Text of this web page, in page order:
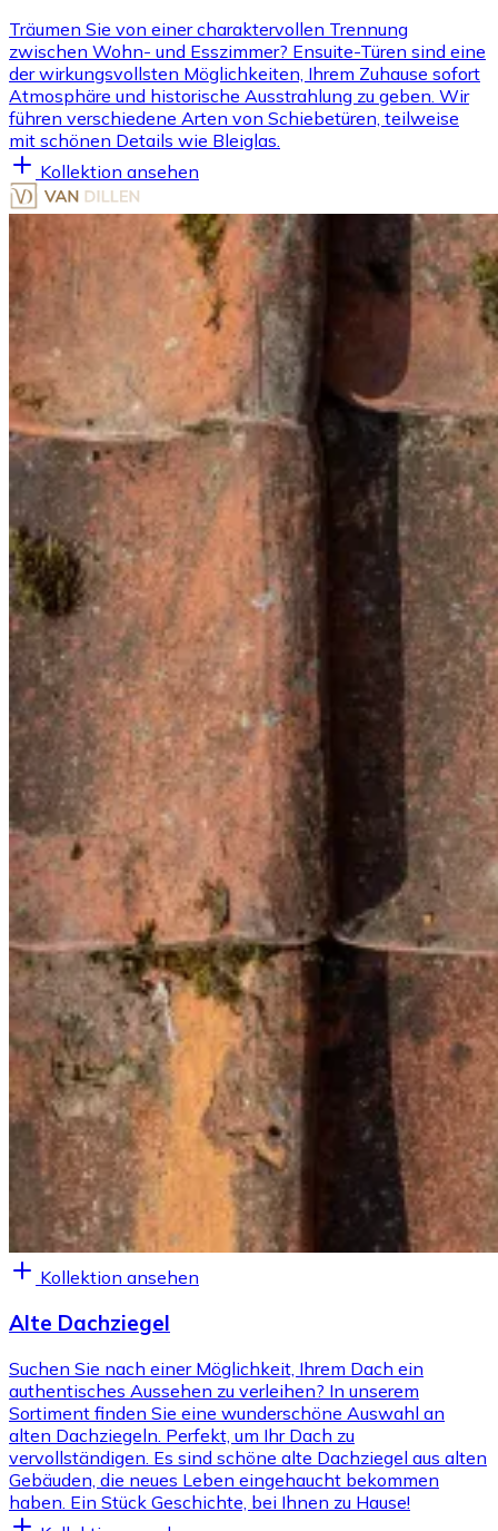
Träumen Sie von einer charaktervollen Trennung
zwischen Wohn- und Esszimmer? Ensuite-Türen sind eine
der wirkungsvollsten Möglichkeiten, Ihrem Zuhause sofort
Atmosphäre und historische Ausstrahlung zu geben. Wir
führen verschiedene Arten von Schiebetüren, teilweise
mit schönen Details wie Bleiglas.
Kollektion ansehen
Kollektion ansehen
Alte Dachziegel
Suchen Sie nach einer Möglichkeit, Ihrem Dach ein
authentisches Aussehen zu verleihen? In unserem
Sortiment finden Sie eine wunderschöne Auswahl an
alten Dachziegeln. Perfekt, um Ihr Dach zu
vervollständigen. Es sind schöne alte Dachziegel aus alten
Gebäuden, die neues Leben eingehaucht bekommen
haben. Ein Stück Geschichte, bei Ihnen zu Hause!